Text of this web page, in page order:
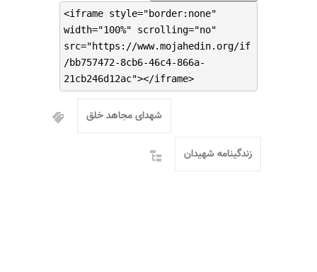
<iframe style="border:none"
width="100%" scrolling="no"
src="https://www.mojahedin.org/if
/bb757472-8cb6-46c4-866a-
21cb246d12ac"></iframe>
شهدای مجاهد خلق
زندگینامه شهیدان